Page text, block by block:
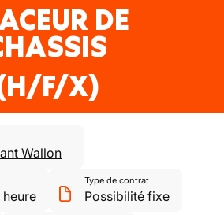
DE
F/X)
Wallon
heure
Type de contrat
Possibilité fixe